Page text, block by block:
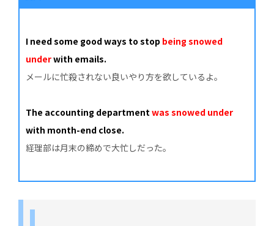
I need some good ways to stop being snowed
underwith emails.
メールに忙殺されない良いやり方を欲しているよ。
The accounting departmentwas snowed under
with month-end close.
経理部は月末の締めで大忙しだった。